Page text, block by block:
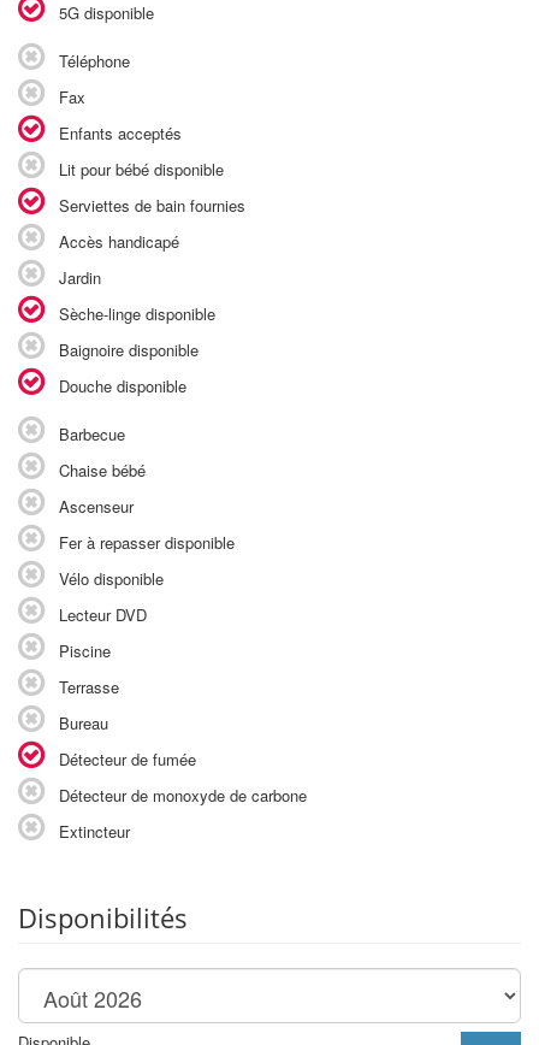
5G disponible
Téléphone
Fax
Enfants acceptés
Lit pour bébé disponible
Serviettes de bain fournies
Accès handicapé
Jardin
Sèche-linge disponible
Baignoire disponible
Douche disponible
Barbecue
Chaise bébé
Ascenseur
Fer à repasser disponible
Vélo disponible
Lecteur DVD
Piscine
Terrasse
Bureau
Détecteur de fumée
Détecteur de monoxyde de carbone
Extincteur
Disponibilités